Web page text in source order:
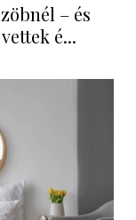
– és
é...